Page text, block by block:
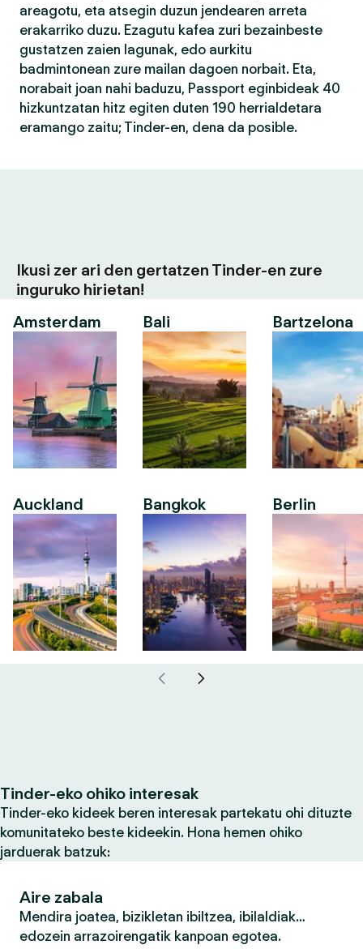
areagotu, eta atsegin duzun jendearen arreta
erakarriko duzu. Ezagutu kafea zuri bezainbeste
gustatzen zaien lagunak, edo aurkitu
badmintonean zure mailan dagoen norbait. Eta,
norabait joan nahi baduzu, Passport eginbideak 40
hizkuntzatan hitz egiten duten 190 herrialdetara
eramango zaitu; Tinder-en, dena da posible.
Ikusi zer ari den gertatzen Tinder-en zure
inguruko hirietan!
Amsterdam
Auckland
Bali
Bangkok
Bartzelona
Berlin
Tinder-eko ohiko interesak
Tinder-eko kideek beren interesak partekatu ohi dituzte
komunitateko beste kideekin. Hona hemen ohiko
jarduerak batzuk:
Aire zabala
Mendira joatea, bizikletan ibiltzea, ibilaldiak…
edozein arrazoirengatik kanpoan egotea.